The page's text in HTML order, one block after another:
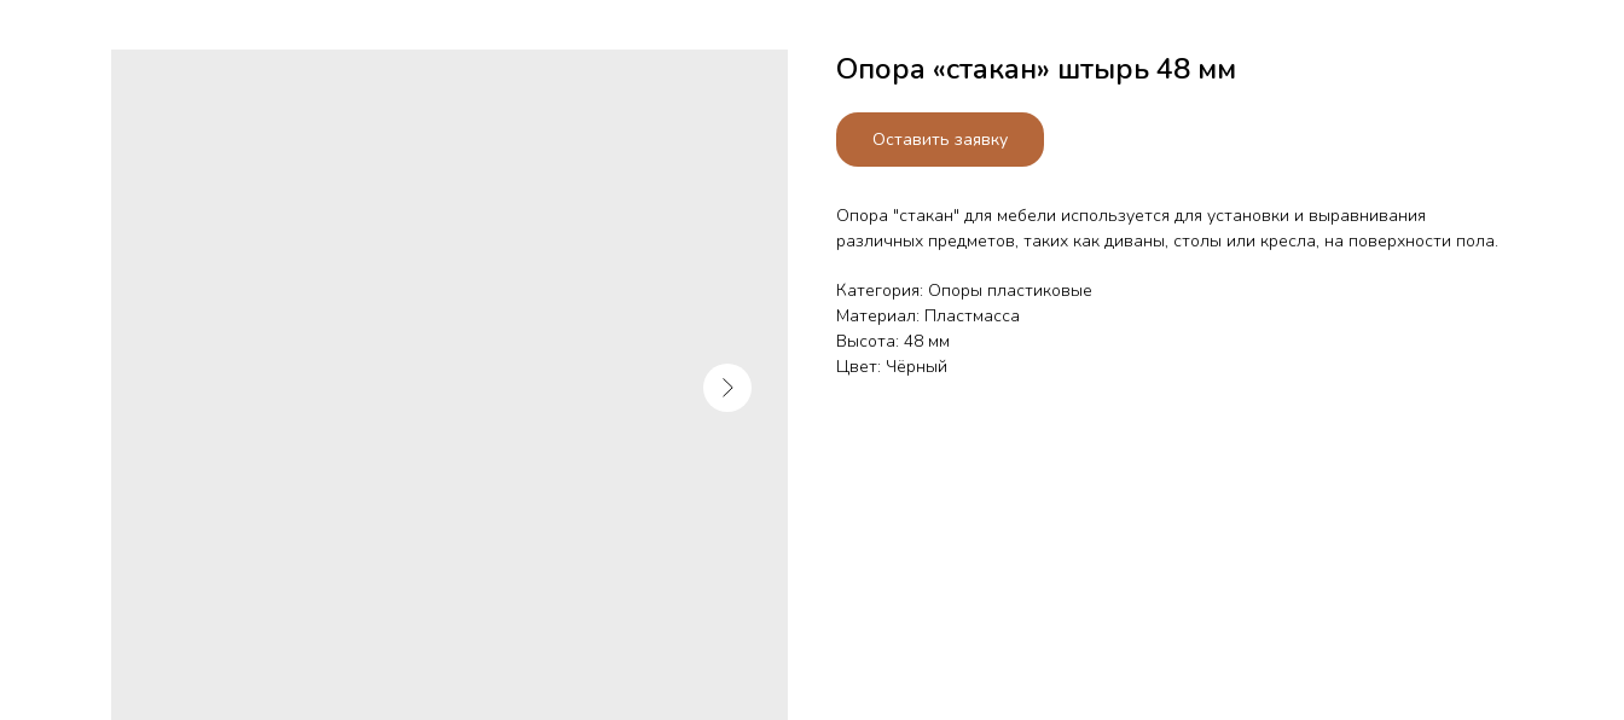
Опора «стакан» штырь 48 мм
Оставить заявку
Опора "стакан" для мебели используется для установки и выравнивания
различных предметов, таких как диваны, столы или кресла, на поверхности пола.
Категория: Опоры пластиковые
Материал: Пластмасса
Высота: 48 мм
Цвет: Чёрный